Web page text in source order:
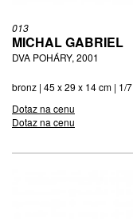
013
MICHAL GABRIEL
DVA POHÁRY, 2001
bronz | 45 x 29 x 14 cm | 1/7
Dotaz na cenu
Dotaz na cenu